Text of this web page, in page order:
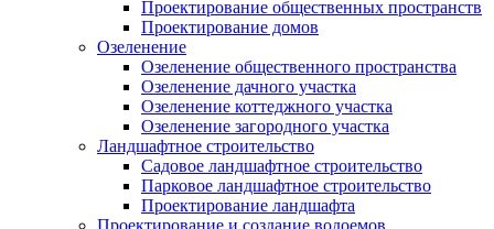
Проектирование общественных пространств
Проектирование домов
Озеленение
Озеленение общественного пространства
Озеленение дачного участка
Озеленение коттеджного участка
Озеленение загородного участка
Ландшафтное строительство
Садовое ландшафтное строительство
Парковое ландшафтное строительство
Проектирование ландшафта
Проектирование и создание водоемов